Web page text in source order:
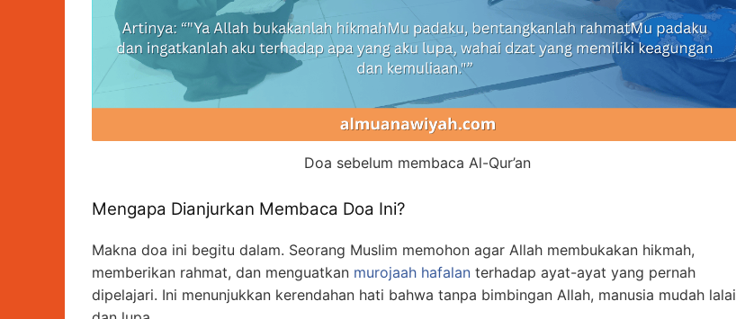
Doa sebelum membaca Al-Qur’an
Mengapa Dianjurkan Membaca Doa Ini?
Makna doa ini begitu dalam. Seorang Muslim memohon agar Allah membukakan hikmah,
memberikan rahmat, dan menguatkan murojaah hafalan terhadap ayat-ayat yang pernah
dipelajari. Ini menunjukkan kerendahan hati bahwa tanpa bimbingan Allah, manusia mudah lalai